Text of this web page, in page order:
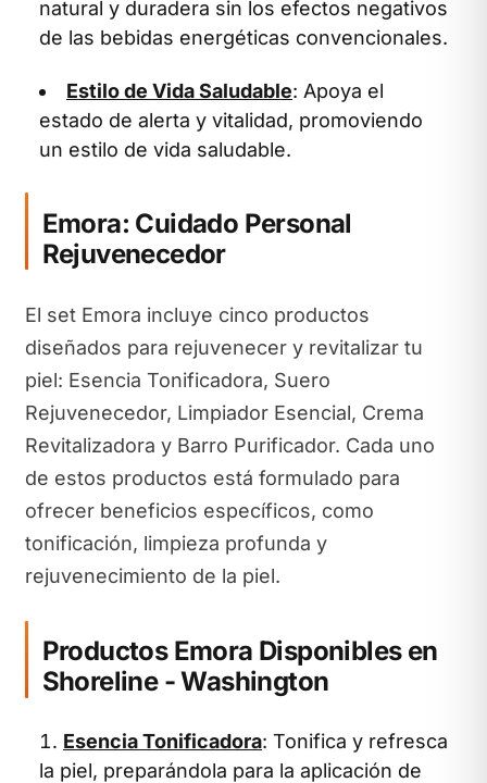
natural y duradera sin los efectos negativos
de las bebidas energéticas convencionales.
Estilo de Vida Saludable: Apoya el
estado de alerta y vitalidad, promoviendo
un estilo de vida saludable.
Emora: Cuidado Personal
Rejuvenecedor
El set Emora incluye cinco productos
diseñados para rejuvenecer y revitalizar tu
piel: Esencia Tonificadora, Suero
Rejuvenecedor, Limpiador Esencial, Crema
Revitalizadora y Barro Purificador. Cada uno
de estos productos está formulado para
ofrecer beneficios específicos, como
tonificación, limpieza profunda y
rejuvenecimiento de la piel.
Productos Emora Disponibles en
Shoreline - Washington
Esencia Tonificadora: Tonifica y refresca
la piel, preparándola para la aplicación de